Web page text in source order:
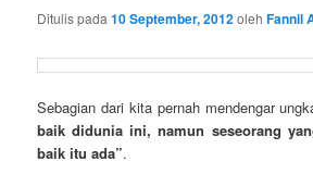
Ditulis pada10 September, 2012olehFannil
Sebagian dari kita pernah mendengar
baik didunia ini, namun seseorang
baik itu ada”.